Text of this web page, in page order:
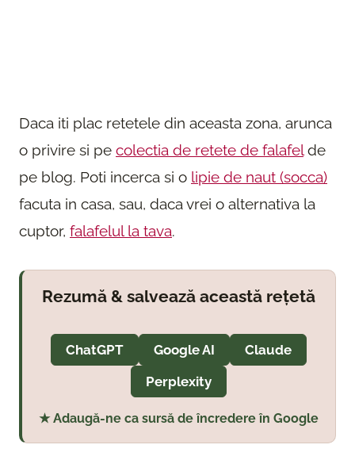
Daca iti plac retetele din aceasta zona, arunca
o privire si pe colectia de retete de falafelde
pe blog. Poti incerca si o lipie de naut (socca)
facuta in casa, sau, daca vrei o alternativa la
cuptor, falafelul la tava.
Rezumă & salvează această rețetă
ChatGPT Google AI
Claude
Perplexity
★ Adaugă-ne ca sursă de încredere în Google